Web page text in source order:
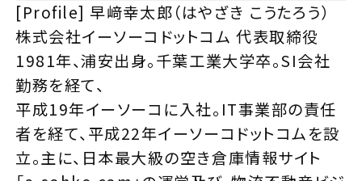
[Profile] 早﨑幸太郎（はやざき こうたろう）
株式会社イーソーコドットコム 代表取締役
1981年、浦安出身。千葉工業大学卒。SI会社
勤務を経て、
平成19年イーソーコに入社。IT事業部の責任
者を経て、平成22年イーソーコドットコムを設
立。主に、日本最大級の空き倉庫情報サイト